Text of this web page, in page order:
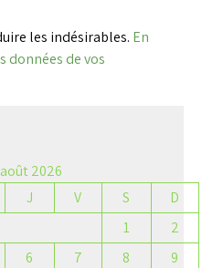
les indésirables. En
données de vos
août 2026
J V S
D
1
2
6 7 8
9